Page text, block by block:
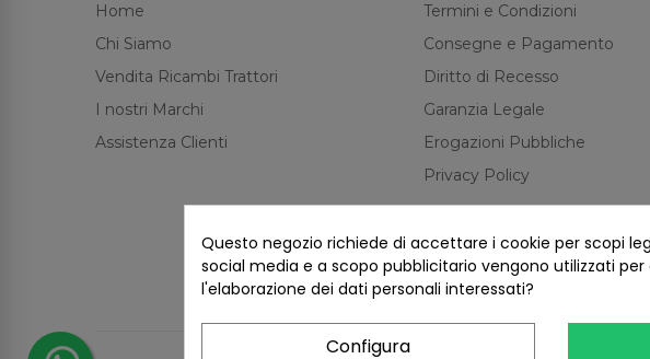
Home
Chi Siamo
Vendita Ricambi Trattori
I nostri Marchi
Assistenza Clienti
Termini e Condizioni
Consegne e Pagamento
Diritto di Recesso
Garanzia Legale
Erogazioni Pubbliche
Privacy Policy
Questo negozio richiede di accettare i cookie per scopi
social media e a scopo pubblicitario vengono utilizzati
l'elaborazione dei dati personali interessati?
Configura